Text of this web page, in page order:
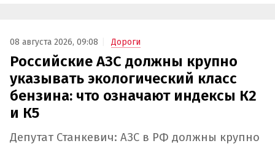
08 августа 2026, 09:08 Дороги
Российские АЗС должны крупно
указывать экологический класс
бензина: что означают индексы К2
и К5
Депутат Станкевич: АЗС в РФ должны крупно